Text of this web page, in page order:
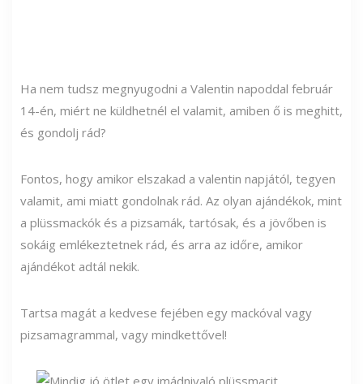
Ha nem tudsz megnyugodni a Valentin napoddal február
14-én, miért ne küldhetnél el valamit, amiben ő is meghitt,
és gondolj rád?
Fontos, hogy amikor elszakad a valentin napjától, tegyen
valamit, ami miatt gondolnak rád. Az olyan ajándékok, mint
a plüssmackók és a pizsamák, tartósak, és a jövőben is
sokáig emlékeztetnek rád, és arra az időre, amikor
ajándékot adtál nekik.
Tartsa magát a kedvese fejében egy mackóval vagy
pizsamagrammal, vagy mindkettővel!